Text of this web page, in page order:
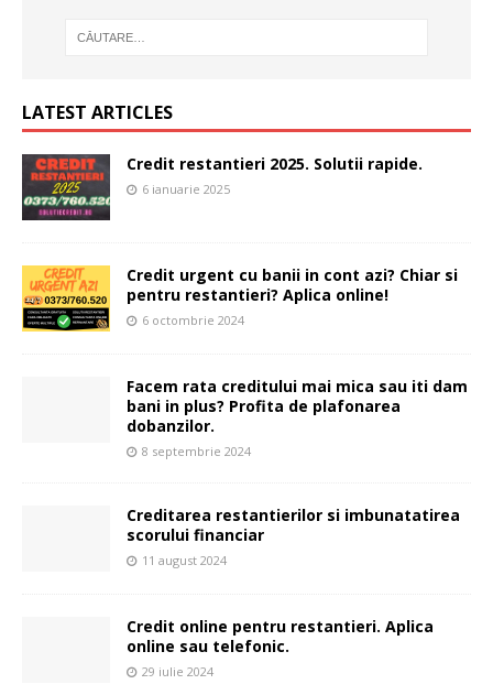
LATEST ARTICLES
Credit restantieri 2025. Solutii rapide.
6 ianuarie 2025
Credit urgent cu banii in cont azi? Chiar si
pentru restantieri? Aplica online!
6 octombrie 2024
Facem rata creditului mai mica sau iti dam
bani in plus? Profita de plafonarea
dobanzilor.
8 septembrie 2024
Creditarea restantierilor si imbunatatirea
scorului financiar
11 august 2024
Credit online pentru restantieri. Aplica
online sau telefonic.
29 iulie 2024